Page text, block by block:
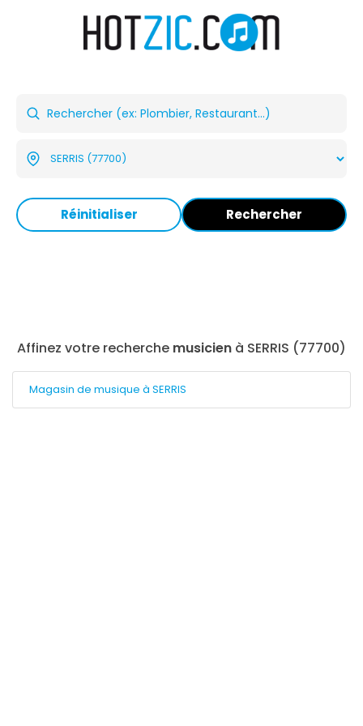
Réinitialiser Rechercher
Affinez votre recherche musicien à SERRIS (77700)
Magasin de musique à SERRIS